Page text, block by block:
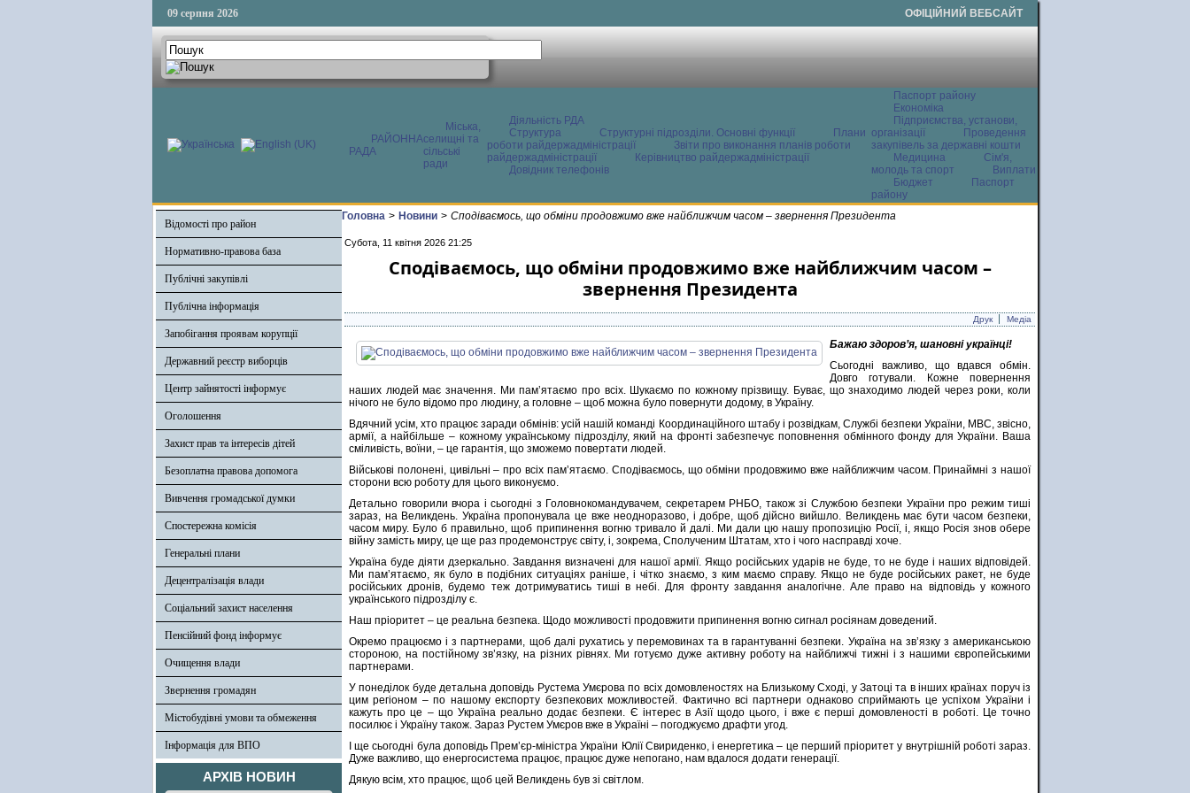
09 серпня 2026 ОФІЦІЙНИЙ ВЕБСАЙТ
РАЙОННА
РАДА
Міська,
селищні та
сільські
ради
Діяльність РДА
Структура
Структурні підрозділи. Основні функції
Плани
роботи райдержадміністрації
Звіти про виконання планів роботи
райдержадміністрації
Керівництво райдержадміністрації
Довідник телефонів
Паспорт району
Економіка
Підприємства, установи,
організації
Проведення
закупівель за державні кошти
Медицина
Сім'я,
молодь та спорт
Виплати
Бюджет
Паспорт
району
Відомості про район
Нормативно-правова база
Публічні закупівлі
Публічна інформація
Запобігання проявам корупції
Державний реєстр виборців
Центр зайнятості інформує
Оголошення
Захист прав та інтересів дітей
Безоплатна правова допомога
Вивчення громадської думки
Спостережна комісія
Генеральні плани
Децентралізація влади
Соціальний захист населення
Пенсійний фонд інформує
Очищення влади
Звернення громадян
Містобудівні умови та обмеження
Інформація для ВПО
АРХІВ НОВИН
Головна > Новини > Сподіваємось, що обміни продовжимо вже найближчим часом – звернення Президента
Субота, 11 квітня 2026 21:25
Сподіваємось, що обміни продовжимо вже найближчим часом –
звернення Президента
Друк Медіа
Бажаю здоровʼя, шановні українці!
Сьогодні важливо, що вдався обмін.
Довго готували. Кожне повернення
наших людей має значення. Ми памʼятаємо про всіх. Шукаємо по кожному прізвищу. Буває, що знаходимо людей через роки, коли
нічого не було відомо про людину, а головне – щоб можна було повернути додому, в Україну.
Вдячний усім, хто працює заради обмінів: усій нашій команді Координаційного штабу і розвідкам, Службі безпеки України, МВС, звісно,
армії, а найбільше – кожному українському підрозділу, який на фронті забезпечує поповнення обмінного фонду для України. Ваша
сміливість, воїни, – це гарантія, що зможемо повертати людей.
Військові полонені, цивільні – про всіх памʼятаємо. Сподіваємось, що обміни продовжимо вже найближчим часом. Принаймні з нашої
сторони всю роботу для цього виконуємо.
Детально говорили вчора і сьогодні з Головнокомандувачем, секретарем РНБО, також зі Службою безпеки України про режим тиші
зараз, на Великдень. Україна пропонувала це вже неодноразово, і добре, щоб дійсно вийшло. Великдень має бути часом безпеки,
часом миру. Було б правильно, щоб припинення вогню тривало й далі. Ми дали цю нашу пропозицію Росії, і, якщо Росія знов обере
війну замість миру, це ще раз продемонструє світу, і, зокрема, Сполученим Штатам, хто і чого насправді хоче.
Україна буде діяти дзеркально. Завдання визначені для нашої армії. Якщо російських ударів не буде, то не буде і наших відповідей.
Ми памʼятаємо, як було в подібних ситуаціях раніше, і чітко знаємо, з ким маємо справу. Якщо не буде російських ракет, не буде
російських дронів, будемо теж дотримуватись тиші в небі. Для фронту завдання аналогічне. Але право на відповідь у кожного
українського підрозділу є.
Наш пріоритет – це реальна безпека. Щодо можливості продовжити припинення вогню сигнал росіянам доведений.
Окремо працюємо і з партнерами, щоб далі рухатись у перемовинах та в гарантуванні безпеки. Україна на звʼязку з американською
стороною, на постійному зв’язку, на різних рівнях. Ми готуємо дуже активну роботу на найближчі тижні і з нашими європейськими
партнерами.
У понеділок буде детальна доповідь Рустема Умєрова по всіх домовленостях на Близькому Сході, у Затоці та в інших країнах поруч із
цим регіоном – по нашому експорту безпекових можливостей. Фактично всі партнери однаково сприймають це успіхом України і
кажуть про це – що Україна реально додає безпеки. Є інтерес в Азії щодо цього, і вже є перші домовленості в роботі. Це точно
посилює і Україну також. Зараз Рустем Умєров вже в Україні – погоджуємо драфти угод.
І ще сьогодні була доповідь Премʼєр-міністра України Юлії Свириденко, і енергетика – це перший пріоритет у внутрішній роботі зараз.
Дуже важливо, що енергосистема працює, працює дуже непогано, нам вдалося додати генерації.
Дякую всім, хто працює, щоб цей Великдень був зі світлом.